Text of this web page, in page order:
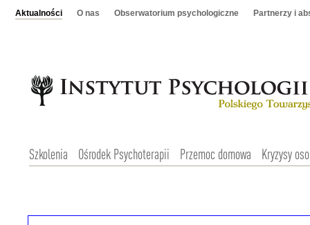
Aktualności O nas Obserwatorium psychologiczne Partnerzy i
Szkolenia Ośrodek Psychoterapii Przemoc domowa Kryzysy